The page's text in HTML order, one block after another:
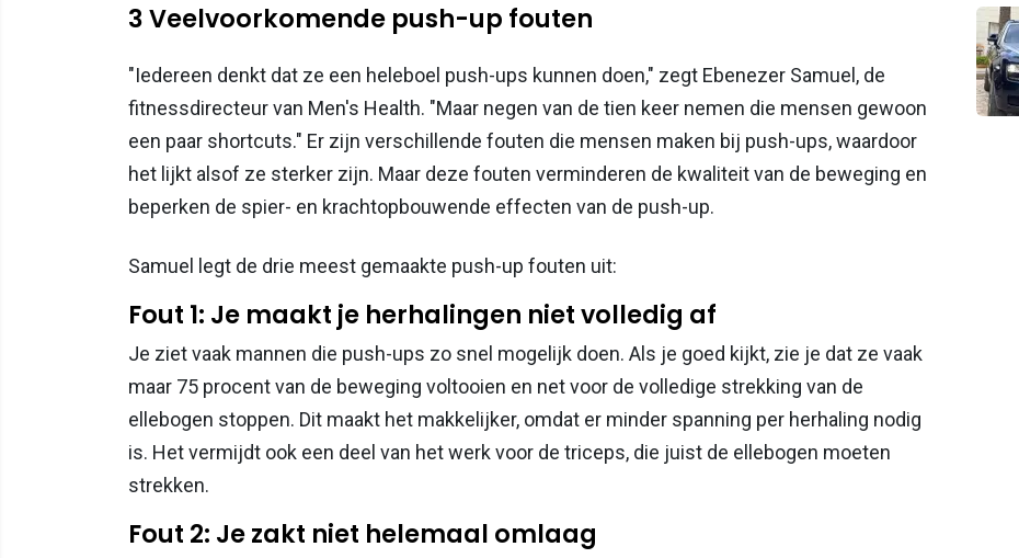
3 Veelvoorkomende push-up fouten
"Iedereen denkt dat ze een heleboel push-ups kunnen doen," zegt Ebenezer Samuel, de
fitnessdirecteur van Men's Health. "Maar negen van de tien keer nemen die mensen gewoon
een paar shortcuts." Er zijn verschillende fouten die mensen maken bij push-ups, waardoor
het lijkt alsof ze sterker zijn. Maar deze fouten verminderen de kwaliteit van de beweging en
beperken de spier- en krachtopbouwende effecten van de push-up.
Samuel legt de drie meest gemaakte push-up fouten uit:
Fout 1: Je maakt je herhalingen niet volledig af
Je ziet vaak mannen die push-ups zo snel mogelijk doen. Als je goed kijkt, zie je dat ze vaak
maar 75 procent van de beweging voltooien en net voor de volledige strekking van de
ellebogen stoppen. Dit maakt het makkelijker, omdat er minder spanning per herhaling nodig
is. Het vermijdt ook een deel van het werk voor de triceps, die juist de ellebogen moeten
strekken.
Fout 2: Je zakt niet helemaal omlaag